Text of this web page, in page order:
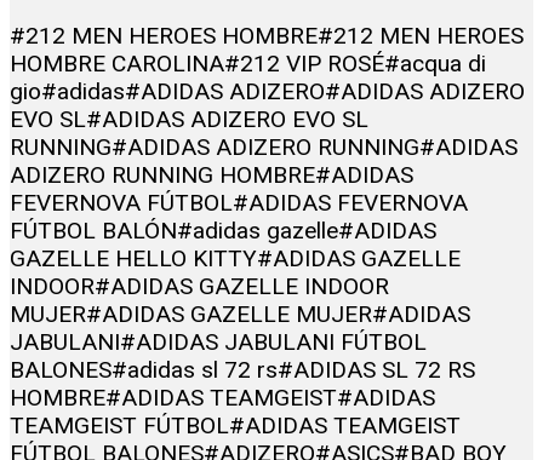
#212 MEN HEROES HOMBRE#212 MEN HEROES
HOMBRE CAROLINA#212 VIP ROSÉ#acqua di
gio#adidas#ADIDAS ADIZERO#ADIDAS ADIZERO
EVO SL#ADIDAS ADIZERO EVO SL
RUNNING#ADIDAS ADIZERO RUNNING#ADIDAS
ADIZERO RUNNING HOMBRE#ADIDAS
FEVERNOVA FÚTBOL#ADIDAS FEVERNOVA
FÚTBOL BALÓN#adidas gazelle#ADIDAS
GAZELLE HELLO KITTY#ADIDAS GAZELLE
INDOOR#ADIDAS GAZELLE INDOOR
MUJER#ADIDAS GAZELLE MUJER#ADIDAS
JABULANI#ADIDAS JABULANI FÚTBOL
BALONES#adidas sl 72 rs#ADIDAS SL 72 RS
HOMBRE#ADIDAS TEAMGEIST#ADIDAS
TEAMGEIST FÚTBOL#ADIDAS TEAMGEIST
FÚTBOL BALONES#ADIZERO#ASICS#BAD BOY